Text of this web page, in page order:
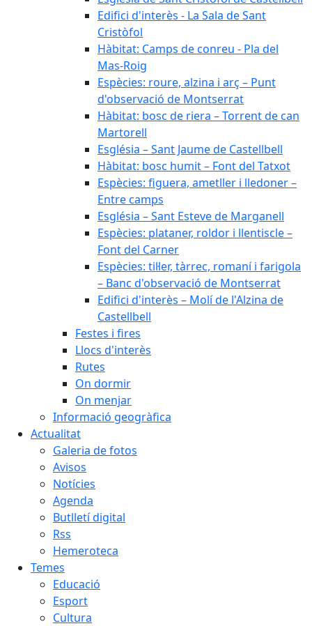
Edifici d'interès - La Sala de Sant
Cristòfol
Hàbitat: Camps de conreu - Pla del
Mas-Roig
Espècies: roure, alzina i arç – Punt
d'observació de Montserrat
Hàbitat: bosc de riera – Torrent de can
Martorell
Església – Sant Jaume de Castellbell
Hàbitat: bosc humit – Font del Tatxot
Espècies: figuera, ametller i lledoner –
Entre camps
Església – Sant Esteve de Marganell
Espècies: plataner, roldor i llentiscle –
Font del Carner
Espècies: til·ler, tàrrec, romaní i farigola
– Banc d'observació de Montserrat
Edifici d'interès – Molí de l'Alzina de
Castellbell
Festes i fires
Llocs d'interès
Rutes
On dormir
On menjar
Informació geogràfica
Actualitat
Galeria de fotos
Avisos
Notícies
Agenda
Butlletí digital
Rss
Hemeroteca
Temes
Educació
Esport
Cultura